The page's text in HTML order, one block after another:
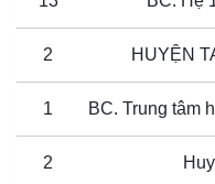
2 HUYỆN
1 BC. Trung tâm
2